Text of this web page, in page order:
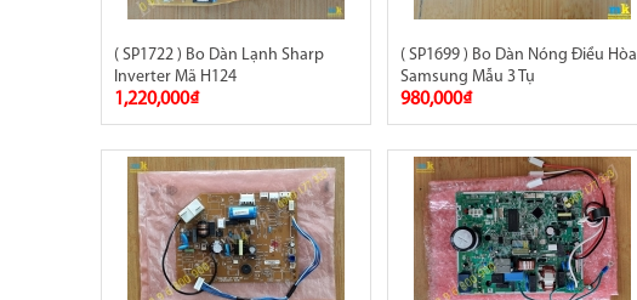
( SP1722 ) Bo Dàn Lạnh Sharp
Inverter Mã H124
1,220,000₫
( SP1699 ) Bo Dàn Nóng Điều Hòa
Samsung Mẫu 3 Tụ
980,000₫